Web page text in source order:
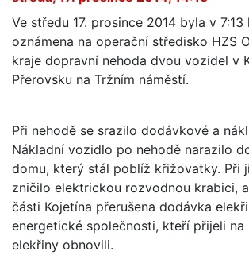
Ve středu 17. prosince 2014 byla v 7:13
oznámena na operační středisko HZS
kraje dopravní nehoda dvou vozidel v
Přerovsku na Tržním náměstí.
Při nehodě se srazilo dodávkové a
Nákladní vozidlo po nehodě narazilo
domu, který stál poblíž křižovatky. Při
zničilo elektrickou rozvodnou krabici,
části Kojetína přerušena dodávka
energetické společnosti, kteří přijeli na
elekřiny obnovili.